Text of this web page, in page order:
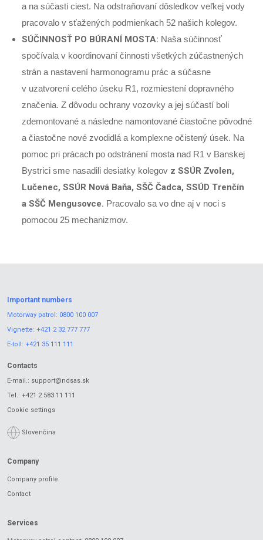
a na súčasti ciest. Na odstraňovaní dôsledkov veľkej vody
pracovalo v sťažených podmienkach 52 našich kolegov.
SÚČINNOSŤ PO BÚRANÍ MOSTA: Naša súčinnosť
spočívala v koordinovaní činnosti všetkých zúčastnených
strán a nastavení harmonogramu prác a súčasne
v uzatvorení celého úseku R1, rozmiestení dopravného
značenia. Z dôvodu ochrany vozovky a jej súčastí boli
zdemontované a následne namontované čiastočne pôvodné
a čiastočne nové zvodidlá a komplexne očistený úsek. Na
pomoc pri prácach po odstránení mosta nad R1 v Banskej
Bystrici sme nasadili desiatky kolegov z SSÚR Zvolen,
Lučenec, SSÚR Nová Baňa, SŠČ Čadca, SSÚD Trenčín
a SŠČ Mengusovce. Pracovalo sa vo dne aj v noci s
pomocou 25 mechanizmov.
Important numbers
Motorway patrol: 0800 100 007
Vignette: +421 2 32 777 777
E-toll: +421 35 111 111
Contacts
E-mail.: support@ndsas.sk
Tel.: +421 2 583 11 111
Cookie settings
Slovenčina
Company
Company profile
Contact
Services